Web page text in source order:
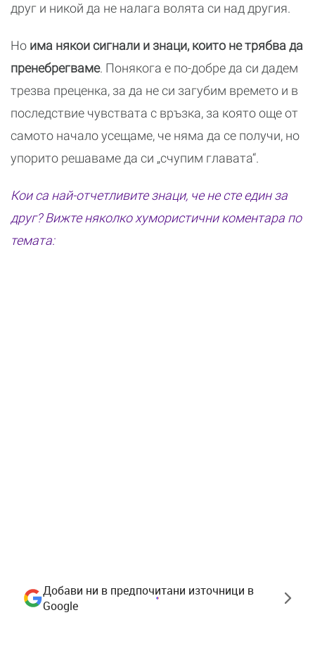
друг и никой да не налага волята си над другия.
Но има някои сигнали и знаци, които не трябва да
пренебрегваме. Понякога е по-добре да си дадем
трезва преценка, за да не си загубим времето и в
последствие чувствата с връзка, за която още от
самото начало усещаме, че няма да се получи, но
упорито решаваме да си „счупим главата“.
Кои са най-отчетливите знаци, че не сте един за
друг? Вижте няколко хумористични коментара по
темата:
Добави ни в предпочитани източници в
Google